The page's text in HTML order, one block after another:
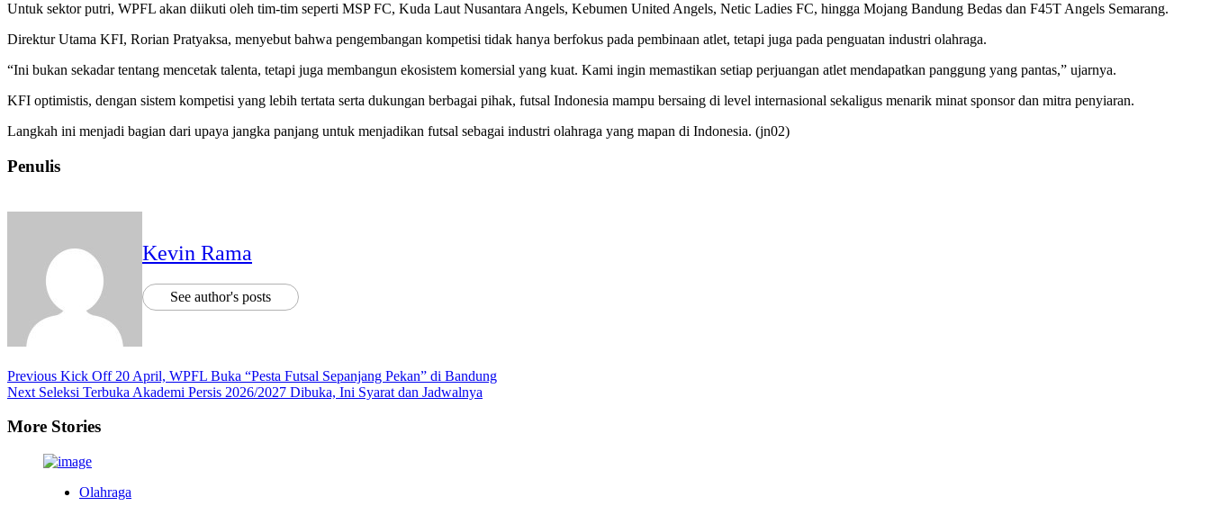
Untuk sektor putri, WPFL akan diikuti oleh tim-tim seperti MSP FC, Kuda Laut Nusantara Angels, Kebumen United Angels, Netic Ladies FC, hingga Mojang Bandung Bedas dan F45T Angels Semarang.
Direktur Utama KFI, Rorian Pratyaksa, menyebut bahwa pengembangan kompetisi tidak hanya berfokus pada pembinaan atlet, tetapi juga pada penguatan industri olahraga.
“Ini bukan sekadar tentang mencetak talenta, tetapi juga membangun ekosistem komersial yang kuat. Kami ingin memastikan setiap perjuangan atlet mendapatkan panggung yang pantas,” ujarnya.
KFI optimistis, dengan sistem kompetisi yang lebih tertata serta dukungan berbagai pihak, futsal Indonesia mampu bersaing di level internasional sekaligus menarik minat sponsor dan mitra penyiaran.
Langkah ini menjadi bagian dari upaya jangka panjang untuk menjadikan futsal sebagai industri olahraga yang mapan di Indonesia. (jn02)
Penulis
Kevin Rama
See author's posts
Previous Kick Off 20 April, WPFL Buka “Pesta Futsal Sepanjang Pekan” di Bandung
Next Seleksi Terbuka Akademi Persis 2026/2027 Dibuka, Ini Syarat dan Jadwalnya
More Stories
Olahraga